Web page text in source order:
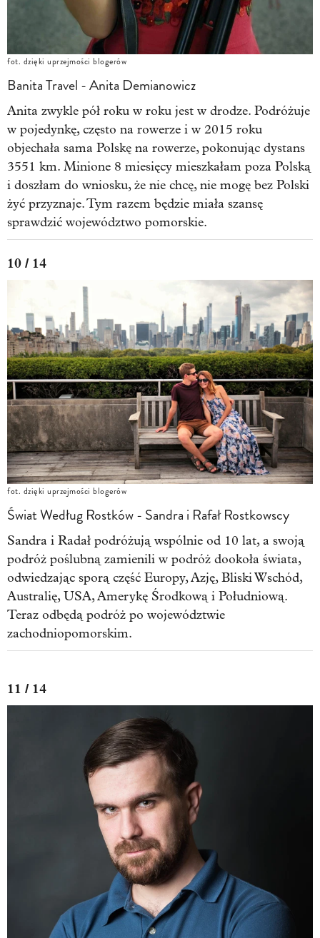
fot. dzięki uprzejmości blogerów
Banita Travel - Anita Demianowicz
Anita zwykle pół roku w roku jest w drodze. Podróżuje
w pojedynkę, często na rowerze i w 2015 roku
objechała sama Polskę na rowerze, pokonując dystans
3551 km. Minione 8 miesięcy mieszkałam poza Polską
i doszłam do wniosku, że nie chcę, nie mogę bez Polski
żyć przyznaje. Tym razem będzie miała szansę
sprawdzić województwo pomorskie.
10 / 14
fot. dzięki uprzejmości blogerów
Świat Według Rostków - Sandra i Rafał Rostkowscy
Sandra i Radał podróżują wspólnie od 10 lat, a swoją
podróż poślubną zamienili w podróż dookoła świata,
odwiedzając sporą część Europy, Azję, Bliski Wschód,
Australię, USA, Amerykę Środkową i Południową.
Teraz odbędą podróż po województwie
zachodniopomorskim.
11 / 14